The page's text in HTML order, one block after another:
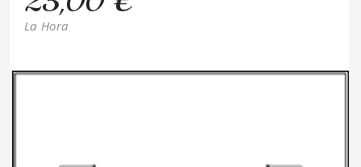
La Hora